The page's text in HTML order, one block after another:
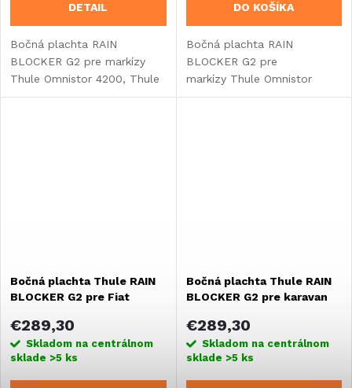
DETAIL
Bočná plachta RAIN
BLOCKER G2 pre markízy
Thule Omnistor 4200, Thule
Omnistor 5102, Thule
DO KOŠÍKA
Bočná plachta RAIN
BLOCKER G2 pre
markízy Thule Omnistor
6300 špeciálne navrhnutá
Bočná plachta Thule RAIN
BLOCKER G2 pre Fiat
strechou
€289,30
Skladom na centrálnom
sklade >5 ks
Bočná plachta Thule RAIN
BLOCKER G2 pre karavan
€289,30
Skladom na centrálnom
sklade >5 ks